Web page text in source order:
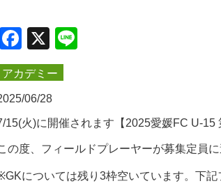
Facebook
X
アカデミー
06/28
15(火)に開催されます【2025愛媛FC U-15
の度、フィールドプレーヤーが募集定員
については残り3枠空いています。下記